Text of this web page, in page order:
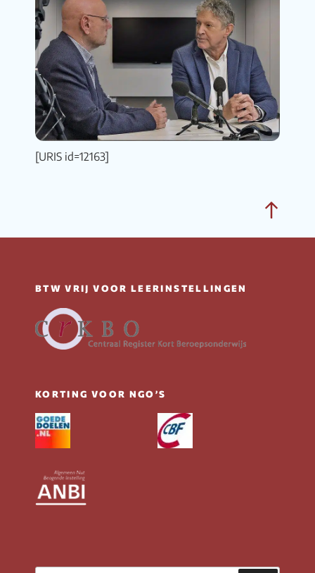
[URIS id=12163]
to
BTW VRIJ VOOR LEERINSTELLINGEN
KORTING VOOR NGO’S